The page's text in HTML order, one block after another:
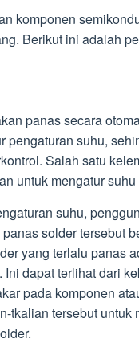
komponen
Berikut ini adalah
panas secara
pengaturan suhu,
Salah satu
untuk mengatur
suhu,
solder tersebut
yang terlalu panas
dapat terlihat dari
pada komponen
tkalian tersebut untuk